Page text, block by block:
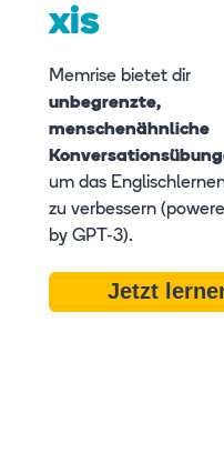
xis
Memrise bietet dir
unbegrenzte,
menschenähnliche
um das
zu verbessern
by GPT-3).
Jetzt